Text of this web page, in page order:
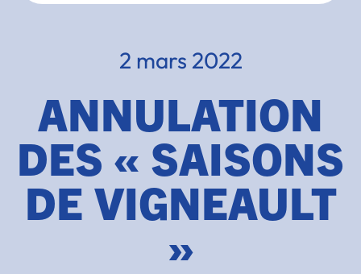
2 mars 2022
ANNULATION
DES « SAISONS
DE VIGNEAULT
»